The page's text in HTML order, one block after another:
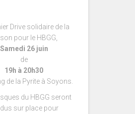
Drive solidaire de la
pour le HBGG,
Samedi 26 juin
de
19h à 20h30
de la Pyrite à Soyons.
du HBGG seront
sur place pour